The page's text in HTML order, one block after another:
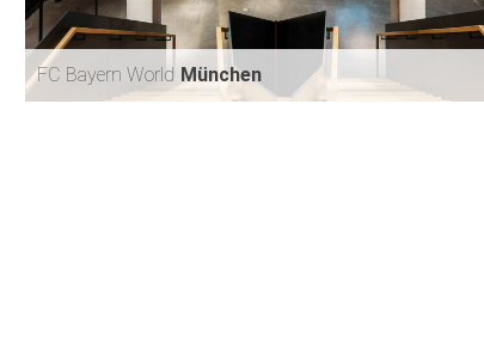
FC Bayern World München